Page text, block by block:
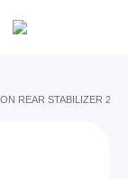
REAR STABILIZER 220